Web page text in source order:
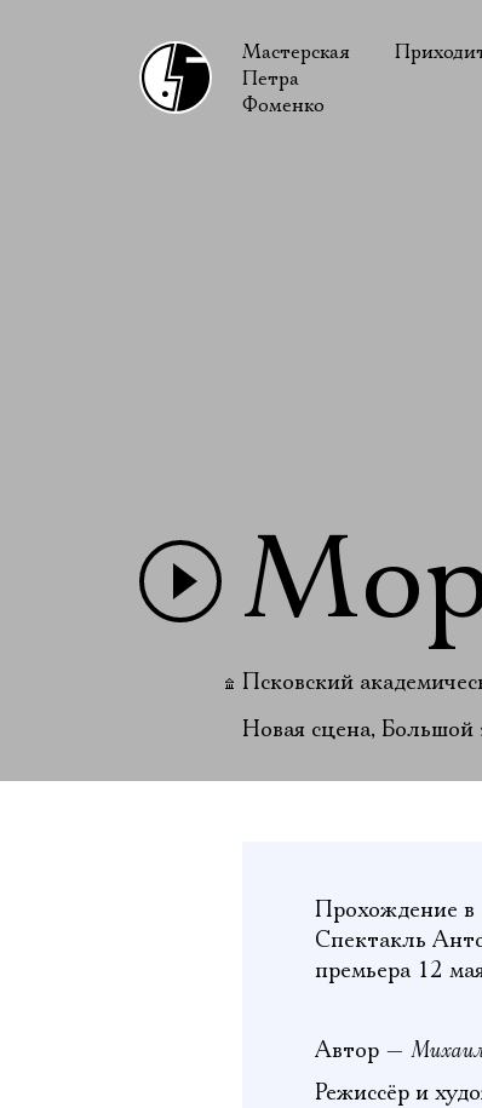
Мастерская
Петра
Фоменко
Псковский
Новая сцена, Большой
Прохождение в
Спектакль
премьера 12
Автор — Михаил
Режиссёр и